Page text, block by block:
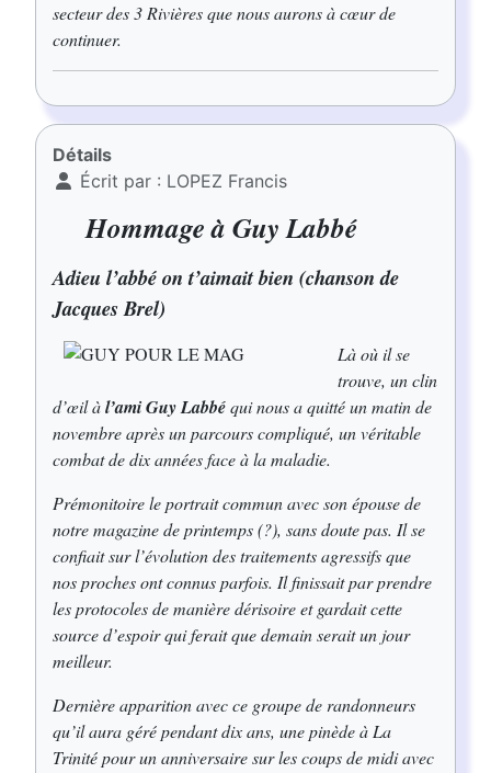
secteur des 3 Rivières que nous aurons à cœur de
continuer.
Détails
Écrit par : LOPEZ Francis
Hommage à Guy Labbé
Adieu l’abbé on t’aimait bien (chanson de
Jacques Brel)
Là où il se
trouve, un clin
d’œil àl’ami Guy Labbéqui nous a quitté un matin de
novembre après un parcours compliqué, un véritable
combat de dix années face à la maladie.
Prémonitoire le portrait commun avec son épouse de
notre magazine de printemps (?), sans doute pas. Il se
confiait sur l’évolution des traitements agressifs que
nos proches ont connus parfois. Il finissait par prendre
les protocoles de manière dérisoire et gardait cette
source d’espoir qui ferait que demain serait un jour
meilleur.
Dernière apparition avec ce groupe de randonneurs
qu’il aura géré pendant dix ans, une pinède à La
Trinité pour un anniversaire sur les coups de midi avec